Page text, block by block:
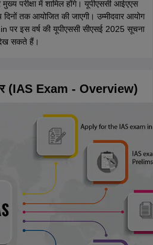
परीक्षा में शामिल होंगे। यूपीएससी आईएएस
तक आयोजित की जाएगी। उम्मीदवार आयोग
पर इस वर्ष की यूपीएससी सीएसई 2025 सूचना
देख सकते हैं।
(IAS Exam - Overview)